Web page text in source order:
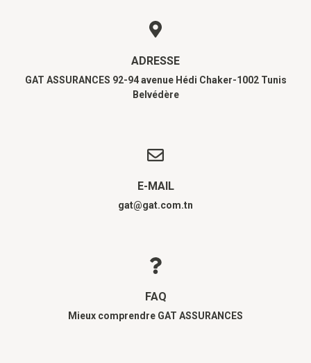
ADRESSE
GAT ASSURANCES 92-94 avenue Hédi Chaker-1002 Tunis
Belvédère
E-MAIL
gat@gat.com.tn
FAQ
Mieux comprendre GAT ASSURANCES